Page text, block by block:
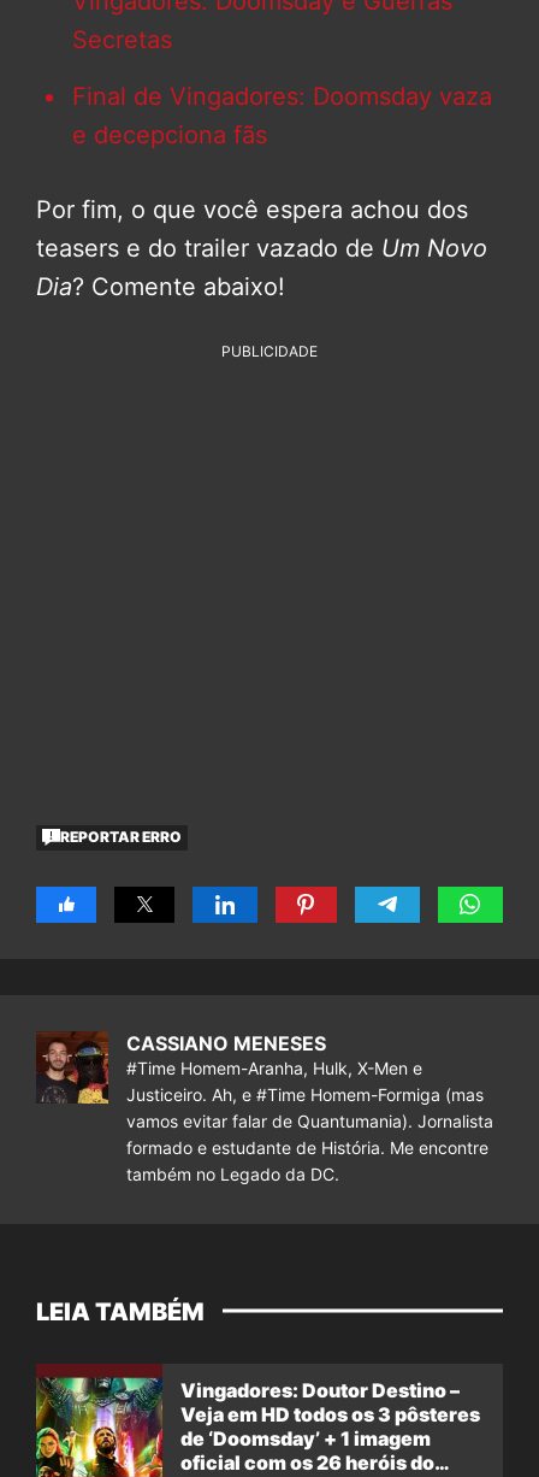
Secretas
Final de Vingadores: Doomsday vaza
e decepciona fãs
Por fim, o que você espera achou dos
teasers e do trailer vazado de Um Novo
Dia? Comente abaixo!
PUBLICIDADE
REPORTAR ERRO
CASSIANO MENESES
#Time Homem-Aranha, Hulk, X-Men e
Justiceiro. Ah, e #Time Homem-Formiga (mas
vamos evitar falar de Quantumania). Jornalista
formado e estudante de História. Me encontre
também no Legado da DC.
LEIA TAMBÉM
Vingadores: Doutor Destino –
Veja em HD todos os 3 pôsteres
de ‘Doomsday’ + 1 imagem
oficial com os 26 heróis do